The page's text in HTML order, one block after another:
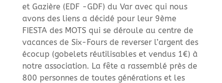
et Gazière (EDF -GDF) du Var avec qui nous
avons des liens a décidé pour leur 9ème
FIESTA des MOTS qui se déroule au centre de
vacances de Six-Fours de reverser l’argent des
écocup (gobelets réutilisables et vendus 1€) à
notre association. La fête a rassemblé près de
800 personnes de toutes générations et les